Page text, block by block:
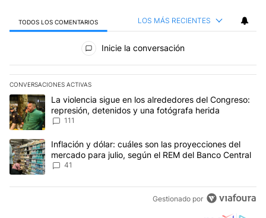
TODOS LOS COMENTARIOS LOS MÁS RECIENTES
Todos los comentarios
Inicie la conversación
CONVERSACIONES ACTIVAS
Este listado muestra los artículos con más comentarios en los
Un artículo de tendencia con el título "La violencia sigue en los
La violencia sigue en los alrededores del Congreso:
represión, detenidos y una fotógrafa herida
111
Un artículo de tendencia con el título "Inflación y dólar: cuáles
Inflación y dólar: cuáles son las proyecciones del
mercado para julio, según el REM del Banco Central
41
Gestionado por